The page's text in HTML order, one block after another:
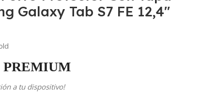
Galaxy Tab S7 FE 12,4″
a tu dispositivo!